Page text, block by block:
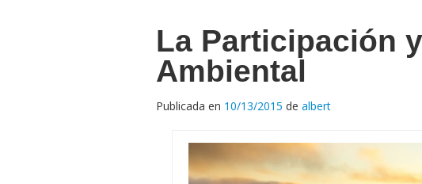
La Participación
Ambiental
Publicada en 10/13/2015 de albert